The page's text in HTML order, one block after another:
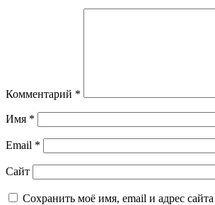
Комментарий *
Имя *
Email *
Сайт
Сохранить моё имя, email и адрес